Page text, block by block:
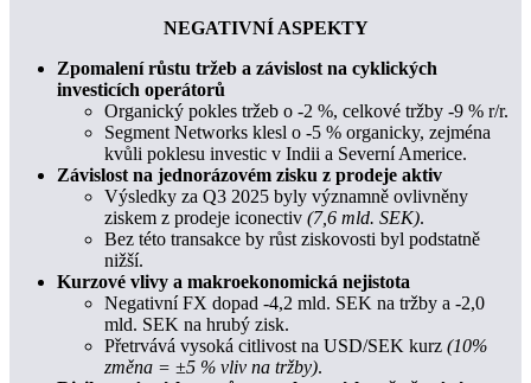
NEGATIVNÍ ASPEKTY
Zpomalení růstu tržeb a závislost na cyklických
investicích operátorů
Organický pokles tržeb o -2 %, celkové tržby -9 % r/r.
Segment Networks klesl o -5 % organicky, zejména
kvůli poklesu investic v Indii a Severní Americe.
Závislost na jednorázovém zisku z prodeje aktiv
Výsledky za Q3 2025 byly významně ovlivněny
ziskem z prodeje iconectiv (7,6 mld. SEK).
Bez této transakce by růst ziskovosti byl podstatně
nižší.
Kurzové vlivy a makroekonomická nejistota
Negativní FX dopad -4,2 mld. SEK na tržby a -2,0
mld. SEK na hrubý zisk.
Přetrvává vysoká citlivost na USD/SEK kurz (10%
změna = ±5 % vliv na tržby).